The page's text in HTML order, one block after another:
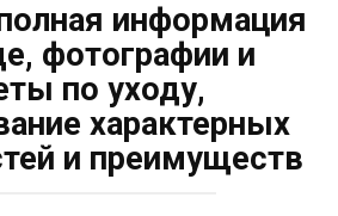
информация
фотографии и
по уходу,
характерных
и преимуществ